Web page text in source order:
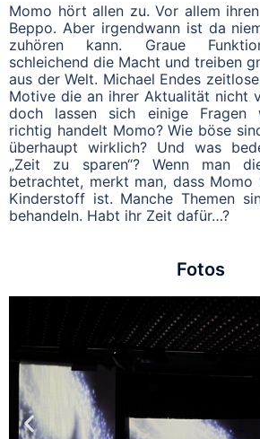
Momo hört allen zu. Vor allem
Beppo. Aber irgendwann ist da
zuhören kann. Graue
schleichend die Macht und treiben
aus der Welt. Michael Endes
Motive die an ihrer Aktualität nicht
doch lassen sich einige Fragen
richtig handelt Momo? Wie böse
überhaupt wirklich? Und was
„Zeit zu sparen“? Wenn man
betrachtet, merkt man, dass
Kinderstoff ist. Manche Themen
behandeln. Habt ihr Zeit dafür…?
Fotos